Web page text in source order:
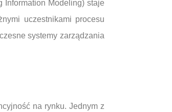
Information Modeling) staje
uczestnikami procesu
systemy zarządzania
na rynku. Jednym z